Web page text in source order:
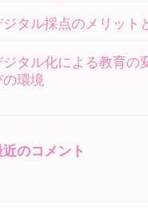
ジタル採点のメリット
ジタル化による教育の
の環境
近のコメント